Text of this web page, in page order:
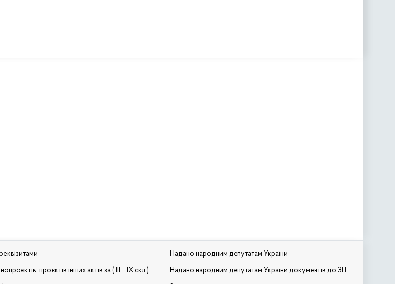
проєктів інших актів за ( III – IX скл.)
Надано народним депутатам України
Надано народним депутатам України документів до ЗП